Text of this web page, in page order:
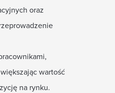
oraz
wartość
na rynku.